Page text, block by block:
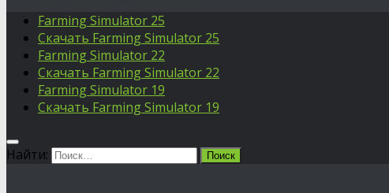
Farming Simulator 25
Скачать Farming Simulator 25
Farming Simulator 22
Скачать Farming Simulator 22
Farming Simulator 19
Скачать Farming Simulator 19
Найти: